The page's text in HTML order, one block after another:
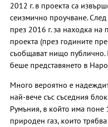
2012 г. в проекта са
сеизмично проучване.
през 2016 г. за находка на
проекта (през годините
съобщават нищо публично.
беше представянето в
Много вероятно е
най-вече със съседния
Румъния, в който има поне
природен газ, които